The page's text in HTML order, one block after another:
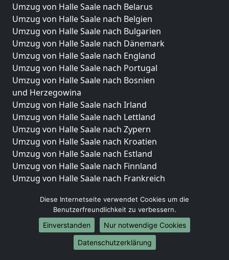
Umzug von Halle Saale nach Belarus
Umzug von Halle Saale nach Belgien
Umzug von Halle Saale nach Bulgarien
Umzug von Halle Saale nach Dänemark
Umzug von Halle Saale nach England
Umzug von Halle Saale nach Portugal
Umzug von Halle Saale nach Bosnien
und Herzegowina
Umzug von Halle Saale nach Irland
Umzug von Halle Saale nach Lettland
Umzug von Halle Saale nach Zypern
Umzug von Halle Saale nach Kroatien
Umzug von Halle Saale nach Estland
Umzug von Halle Saale nach Finnland
Umzug von Halle Saale nach Frankreich
Umzug von Halle Saale nach Italien
Umzug von Halle Saale nach Liechtenstein
Umzug von Halle Saale nach Luxemburg
Umzug von Halle Saale nach Niederlande
Umzug von Halle Saale nach Norwegen
Diese Internetseite verwendet Cookies um die
Benutzerfreundlichkeit zu verbessern.
Einverstanden
Nur notwendige Cookies
Datenschutzerklärung